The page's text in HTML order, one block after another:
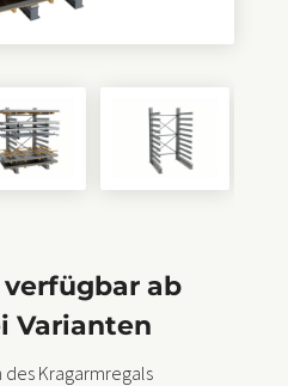
ab
Varianten
Kragarmregals